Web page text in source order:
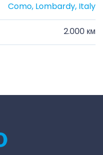
Como, Lombardy, Italy
2.000 км